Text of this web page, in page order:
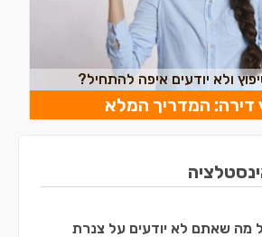
ולא יודעים איפה להתחיל?
דירה: המדריך המלא